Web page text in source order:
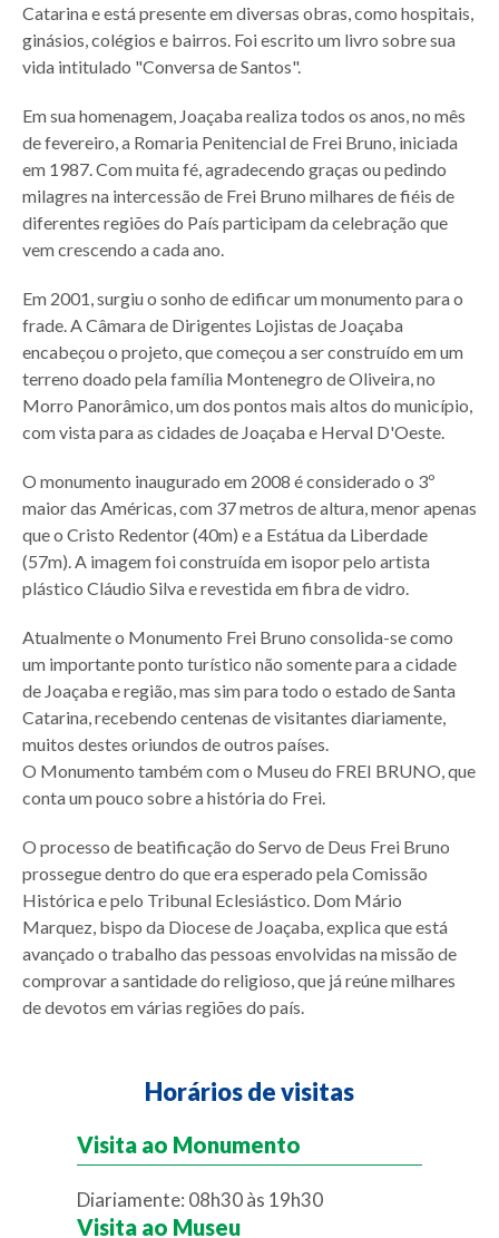
Catarina e está presente em diversas obras, como hospitais,
ginásios, colégios e bairros. Foi escrito um livro sobre sua
vida intitulado "Conversa de Santos".
Em sua homenagem, Joaçaba realiza todos os anos, no mês
de fevereiro, a Romaria Penitencial de Frei Bruno, iniciada
em 1987. Com muita fé, agradecendo graças ou pedindo
milagres na intercessão de Frei Bruno milhares de fiéis de
diferentes regiões do País participam da celebração que
vem crescendo a cada ano.
Em 2001, surgiu o sonho de edificar um monumento para o
frade. A Câmara de Dirigentes Lojistas de Joaçaba
encabeçou o projeto, que começou a ser construído em um
terreno doado pela família Montenegro de Oliveira, no
Morro Panorâmico, um dos pontos mais altos do município,
com vista para as cidades de Joaçaba e Herval D'Oeste.
O monumento inaugurado em 2008 é considerado o 3º
maior das Américas, com 37 metros de altura, menor apenas
que o Cristo Redentor (40m) e a Estátua da Liberdade
(57m). A imagem foi construída em isopor pelo artista
plástico Cláudio Silva e revestida em fibra de vidro.
Atualmente o Monumento Frei Bruno consolida-se como
um importante ponto turístico não somente para a cidade
de Joaçaba e região, mas sim para todo o estado de Santa
Catarina, recebendo centenas de visitantes diariamente,
muitos destes oriundos de outros países.
O Monumento também com o Museu do FREI BRUNO, que
conta um pouco sobre a história do Frei.
O processo de beatificação do Servo de Deus Frei Bruno
prossegue dentro do que era esperado pela Comissão
Histórica e pelo Tribunal Eclesiástico. Dom Mário
Marquez, bispo da Diocese de Joaçaba, explica que está
avançado o trabalho das pessoas envolvidas na missão de
comprovar a santidade do religioso, que já reúne milhares
de devotos em várias regiões do país.
Horários de visitas
Visita ao Monumento
Diariamente: 08h30 às 19h30
Visita ao Museu